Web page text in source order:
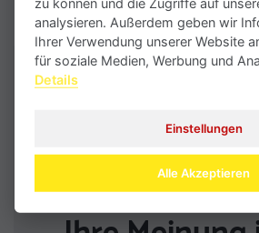
analysieren. Außerdem geben wir
Ihrer Verwendung unserer Website
für soziale Medien, Werbung und
Details
Einstellungen
Alle Akzeptieren